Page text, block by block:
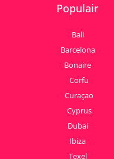
Populair
Bali
Barcelona
Bonaire
Corfu
Curaçao
Cyprus
Dubai
Ibiza
Texel